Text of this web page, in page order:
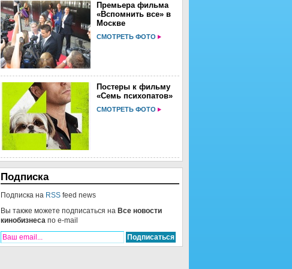
Премьера фильма
«Вспомнить все» в
Москве
СМОТРЕТЬ ФОТО
Постеры к фильму
«Семь психопатов»
СМОТРЕТЬ ФОТО
Подписка
Подписка на RSS feed news
Вы также можете подписаться на Все новости
кинобизнеса по e-mail